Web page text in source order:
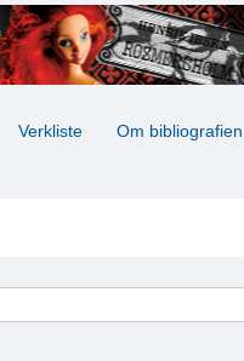
Verkliste Om bibliografien